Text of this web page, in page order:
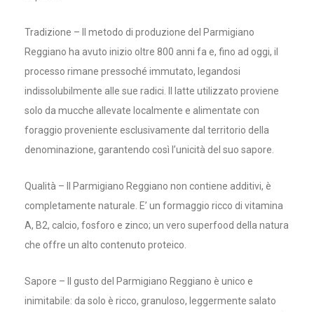
Tradizione – Il metodo di produzione del Parmigiano
Reggiano ha avuto inizio oltre 800 anni fa e, fino ad oggi, il
processo rimane pressoché immutato, legandosi
indissolubilmente alle sue radici. Il latte utilizzato proviene
solo da mucche allevate localmente e alimentate con
foraggio proveniente esclusivamente dal territorio della
denominazione, garantendo così l’unicità del suo sapore.
Qualità – Il Parmigiano Reggiano non contiene additivi, è
completamente naturale. E’ un formaggio ricco di vitamina
A, B2, calcio, fosforo e zinco; un vero superfood della natura
che offre un alto contenuto proteico.
Sapore – Il gusto del Parmigiano Reggiano è unico e
inimitabile: da solo è ricco, granuloso, leggermente salato